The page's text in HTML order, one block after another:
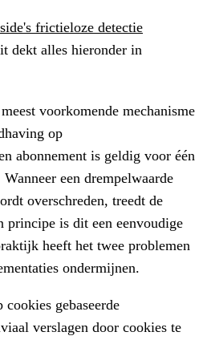
frictieloze detectie
dekt alles hieronder in
voorkomende mechanisme
op
abonnement is geldig voor één
een drempelwaarde
overschreden, treedt de
is dit een eenvoudige
heeft het twee problemen
ondermijnen.
gebaseerde
verslagen door cookies te